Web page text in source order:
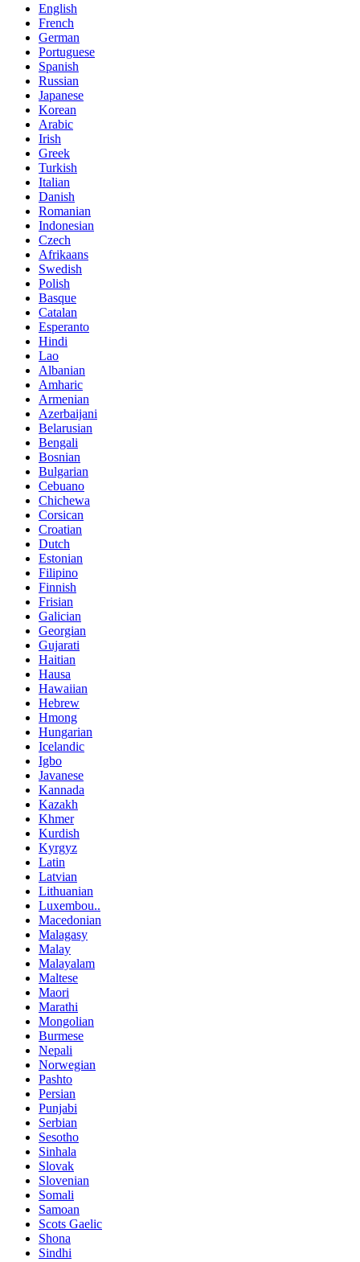
English
French
German
Portuguese
Spanish
Russian
Japanese
Korean
Arabic
Irish
Greek
Turkish
Italian
Danish
Romanian
Indonesian
Czech
Afrikaans
Swedish
Polish
Basque
Catalan
Esperanto
Hindi
Lao
Albanian
Amharic
Armenian
Azerbaijani
Belarusian
Bengali
Bosnian
Bulgarian
Cebuano
Chichewa
Corsican
Croatian
Dutch
Estonian
Filipino
Finnish
Frisian
Galician
Georgian
Gujarati
Haitian
Hausa
Hawaiian
Hebrew
Hmong
Hungarian
Icelandic
Igbo
Javanese
Kannada
Kazakh
Khmer
Kurdish
Kyrgyz
Latin
Latvian
Lithuanian
Luxembou..
Macedonian
Malagasy
Malay
Malayalam
Maltese
Maori
Marathi
Mongolian
Burmese
Nepali
Norwegian
Pashto
Persian
Punjabi
Serbian
Sesotho
Sinhala
Slovak
Slovenian
Somali
Samoan
Scots Gaelic
Shona
Sindhi